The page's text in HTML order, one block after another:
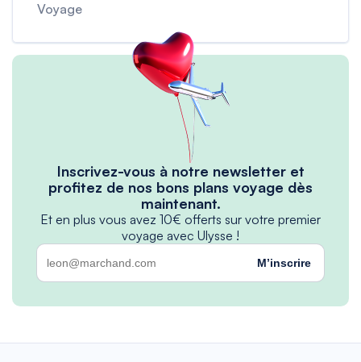
Voyage
Inscrivez-vous à notre newsletter et
profitez de nos bons plans voyage dès
maintenant.
Et en plus vous avez 10€ offerts sur votre premier
voyage avec Ulysse !
M’inscrire